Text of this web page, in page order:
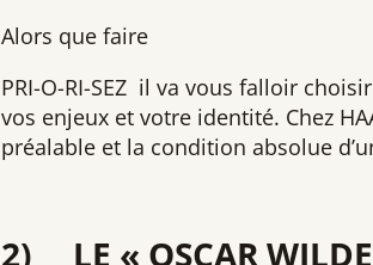
Alors que faire
PRI-O-RI-SEZ il va vous falloir
vos enjeux et votre identité. Chez
préalable et la condition absolue
2) LE « OSCAR